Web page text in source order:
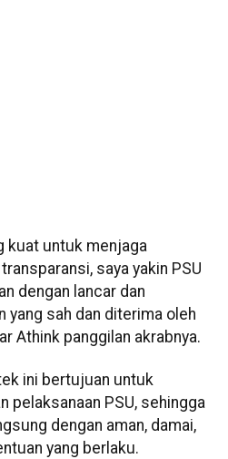
kuat untuk menjaga
saya yakin PSU
dengan lancar dan
yang sah dan diterima oleh
Athink panggilan akrabnya.
ini bertujuan untuk
pelaksanaan PSU, sehingga
dengan aman, damai,
yang berlaku.